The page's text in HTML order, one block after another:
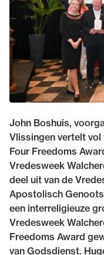
John Boshuis,
Vlissingen vertelt
Four Freedoms
Vredesweek
deel uit van de
Apostolisch
een interreligieuze
Vredesweek
Freedoms Award
van Godsdienst.